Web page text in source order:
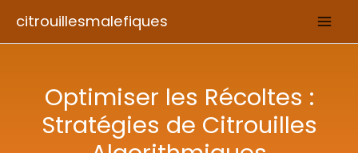
citrouillesmalefiques
Optimiser les Récoltes :
Stratégies de Citrouilles